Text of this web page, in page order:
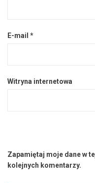
E-mail *
Witryna internetowa
Zapamiętaj moje dane w
kolejnych komentarzy.